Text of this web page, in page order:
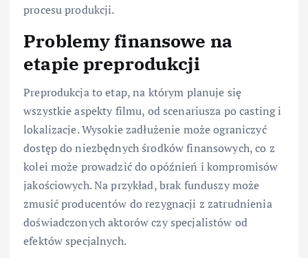
procesu produkcji.
Problemy finansowe na
etapie preprodukcji
Preprodukcja to etap, na którym planuje się
wszystkie aspekty filmu, od scenariusza po casting i
lokalizacje. Wysokie zadłużenie może ograniczyć
dostęp do niezbędnych środków finansowych, co z
kolei może prowadzić do opóźnień i kompromisów
jakościowych. Na przykład, brak funduszy może
zmusić producentów do rezygnacji z zatrudnienia
doświadczonych aktorów czy specjalistów od
efektów specjalnych.